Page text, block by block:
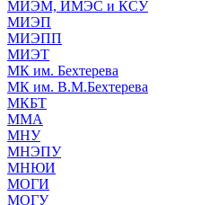
МИЭМ, ИМЭС и КСУ
МИЭП
МИЭПП
МИЭТ
МК им. Бехтерева
МК им. В.М.Бехтерева
МКБТ
ММА
МНУ
МНЭПУ
МНЮИ
МОГИ
МОГУ